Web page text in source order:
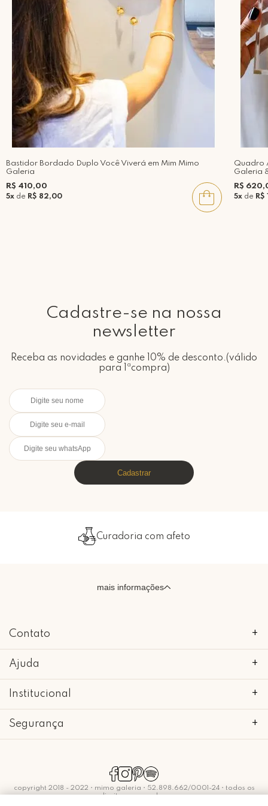
Bastidor Bordado Duplo Você Viverá em Mim Mimo
Galeria
R$ 410,00
5x de R$ 82,00
Quadro
Galeria
R$
5xde R$
Cadastre-se na nossa
newsletter
Receba as novidades e ganhe 10% de desconto.(válido
para 1ªcompra)
Cadastrar
Curadoria com afeto
mais informações
Contato +
Ajuda +
Institucional +
Segurança +
copyright 2018 - 2022 • mimo galeria • 52.898.662/0001-24 • todos os
direitos reservados.